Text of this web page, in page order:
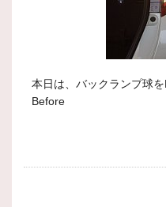
本日は、バックランプ球を
Before